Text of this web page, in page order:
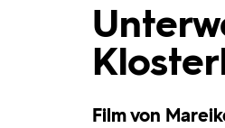
Film von